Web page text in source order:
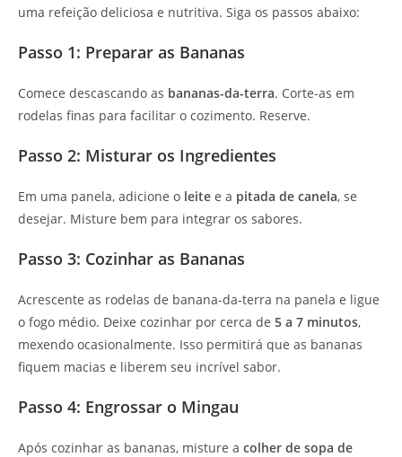
uma refeição deliciosa e nutritiva. Siga os passos abaixo:
Passo 1: Preparar as Bananas
Comece descascando as bananas-da-terra. Corte-as em
rodelas finas para facilitar o cozimento. Reserve.
Passo 2: Misturar os Ingredientes
Em uma panela, adicione o leite e a pitada de canela, se
desejar. Misture bem para integrar os sabores.
Passo 3: Cozinhar as Bananas
Acrescente as rodelas de banana-da-terra na panela e ligue
o fogo médio. Deixe cozinhar por cerca de 5 a 7 minutos,
mexendo ocasionalmente. Isso permitirá que as bananas
fiquem macias e liberem seu incrível sabor.
Passo 4: Engrossar o Mingau
Após cozinhar as bananas, misture a colher de sopa de